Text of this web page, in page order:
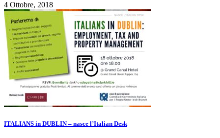
4 Ottobre, 2018
ITALIANS in DUBLIN – nasce l’Italian Desk